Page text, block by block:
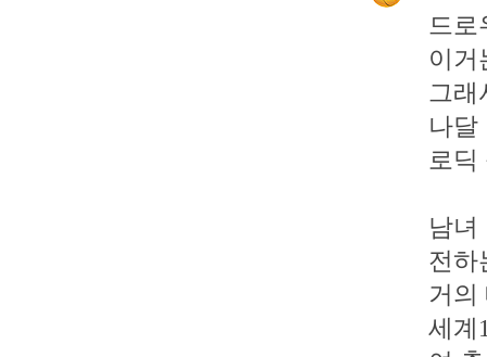
드로
이거
그래
나달
로딕
남녀
전하
거의
세계